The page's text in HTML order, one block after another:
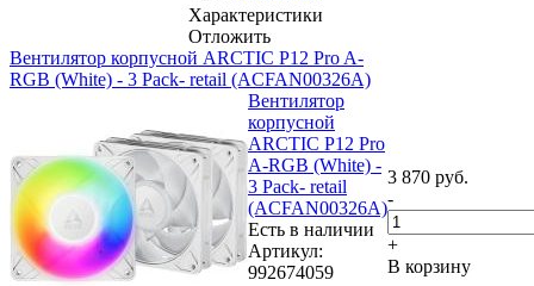
Характеристики
Отложить
Вентилятор корпусной ARCTIC P12 Pro A-
RGB (White) - 3 Pack- retail (ACFAN00326A)
Вентилятор
корпусной
ARCTIC P12 Pro
A-RGB (White) -
3 Pack- retail
(ACFAN00326A)
Есть в наличии
Артикул:
992674059
3 870 руб.
-
+
В корзину